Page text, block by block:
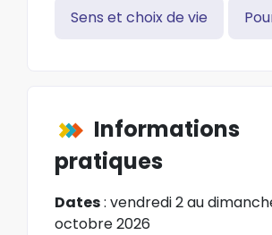
Sens et choix de vie
Informations
pratiques
Dates: vendredi 2 au
octobre 2026